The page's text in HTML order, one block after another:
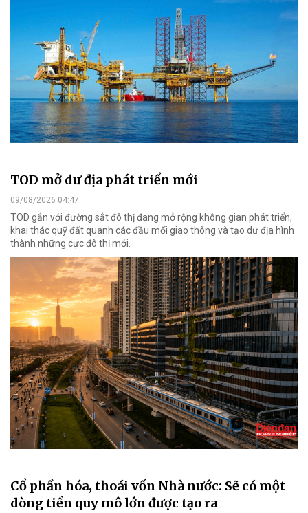
TOD mở dư địa phát triển mới
09/08/2026 04:47
TOD gắn với đường sắt đô thị đang mở rộng không gian phát triển,
khai thác quỹ đất quanh các đầu mối giao thông và tạo dư địa hình
thành những cực đô thị mới.
Cổ phần hóa, thoái vốn Nhà nước: Sẽ có một
dòng tiền quy mô lớn được tạo ra